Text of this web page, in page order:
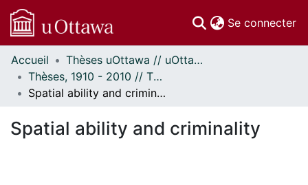
Se connecter
Communautés
et collections
Parcourir
À propos
Accueil
Thèses uOttawa // uOttawa Theses
Thèses, 1910 - 2010 // Theses, 1910 - 2010
Spatial ability and criminality
Spatial ability and criminality